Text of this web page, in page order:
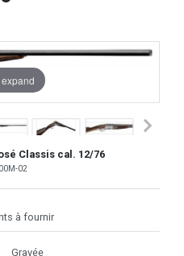
Classis cal. 12/76
02
à fournir
Gravée